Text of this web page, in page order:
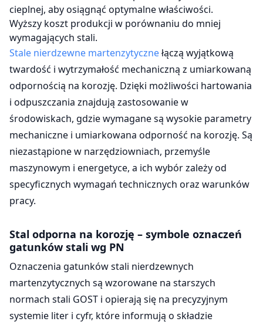
cieplnej, aby osiągnąć optymalne właściwości.
Wyższy koszt produkcji w porównaniu do mniej
wymagających stali.
Stale nierdzewne martenzytycznełączą wyjątkową
twardość i wytrzymałość mechaniczną z umiarkowaną
odpornością na korozję. Dzięki możliwości hartowania
i odpuszczania znajdują zastosowanie w
środowiskach, gdzie wymagane są wysokie parametry
mechaniczne i umiarkowana odporność na korozję. Są
niezastąpione w narzędziowniach, przemyśle
maszynowym i energetyce, a ich wybór zależy od
specyficznych wymagań technicznych oraz warunków
pracy.
Stal odporna na korozję – symbole oznaczeń
gatunków stali wg PN
Oznaczenia gatunków stali nierdzewnych
martenzytycznych są wzorowane na starszych
normach stali GOST i opierają się na precyzyjnym
systemie liter i cyfr, które informują o składzie